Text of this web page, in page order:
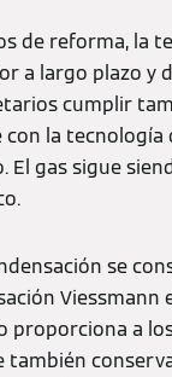
de reforma, la
a largo plazo y
cumplir
la tecnología
El gas sigue
se
Viessmann
proporciona a
también